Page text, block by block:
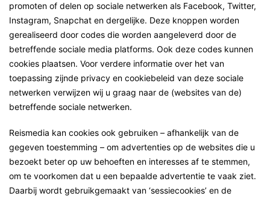
promoten of delen op sociale netwerken als Facebook, Twitter,
Instagram, Snapchat en dergelijke. Deze knoppen worden
gerealiseerd door codes die worden aangeleverd door de
betreffende sociale media platforms. Ook deze codes kunnen
cookies plaatsen. Voor verdere informatie over het van
toepassing zijnde privacy en cookiebeleid van deze sociale
netwerken verwijzen wij u graag naar de (websites van de)
betreffende sociale netwerken.
Reismedia kan cookies ook gebruiken – afhankelijk van de
gegeven toestemming – om advertenties op de websites die u
bezoekt beter op uw behoeften en interesses af te stemmen,
om te voorkomen dat u een bepaalde advertentie te vaak ziet.
Daarbij wordt gebruikgemaakt van ‘sessiecookies’ en de